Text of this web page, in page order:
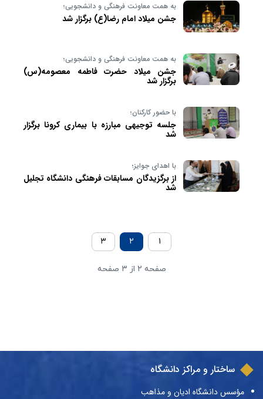
به همت معاونت فرهنگی و دانشجویی؛
جشن میلاد امام رضا(ع) برگزار شد
به همت معاونت فرهنگی و دانشجویی؛
جشن میلاد حضرت فاطمه معصومه(س)
برگزار شد
با حضور کارکنان؛
جلسه توجیهی مبارزه با بیماری کرونا برگزار
شد
با اهدای جوایز؛
از برگزیدگان مسابقات فرهنگی دانشگاه تجلیل
شد
صفحه ۲ از ۳ صفحه
۱ ۲ ۳
ساختار و مراکز دانشگاه
مؤسس دانشگاه ادیان و مذاهب